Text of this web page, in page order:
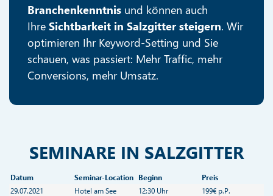
Branchenkenntnis und können auch
Ihre Sichtbarkeit in Salzgitter steigern. Wir
optimieren Ihr Keyword-Setting und Sie
schauen, was passiert: Mehr Traffic, mehr
Conversions, mehr Umsatz.
SEMINARE IN SALZGITTER
Datum Seminar-Location Beginn
Preis
29.07.2021
Hotel am See 12:30 Uhr
199€ p.P.